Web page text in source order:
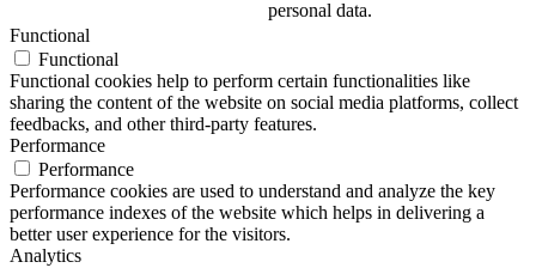
personal data.
Functional
Functional
Functional cookies help to perform certain functionalities like
sharing the content of the website on social media platforms, collect
feedbacks, and other third-party features.
Performance
Performance
Performance cookies are used to understand and analyze the key
performance indexes of the website which helps in delivering a
better user experience for the visitors.
Analytics